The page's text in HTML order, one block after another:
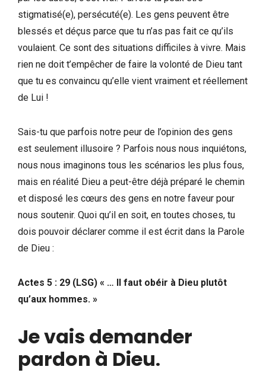
stigmatisé(e), persécuté(e). Les gens peuvent être
blessés et déçus parce que tu n’as pas fait ce qu’ils
voulaient. Ce sont des situations difficiles à vivre. Mais
rien ne doit t’empêcher de faire la volonté de Dieu tant
que tu es convaincu qu’elle vient vraiment et réellement
de Lui !
Sais-tu que parfois notre peur de l’opinion des gens
est seulement illusoire ? Parfois nous nous inquiétons,
nous nous imaginons tous les scénarios les plus fous,
mais en réalité Dieu a peut-être déjà préparé le chemin
et disposé les cœurs des gens en notre faveur pour
nous soutenir. Quoi qu’il en soit, en toutes choses, tu
dois pouvoir déclarer comme il est écrit dans la Parole
de Dieu :
Actes 5 : 29 (LSG) « … Il faut obéir à Dieu plutôt
qu’aux hommes. »
Je vais demander
pardon à Dieu.